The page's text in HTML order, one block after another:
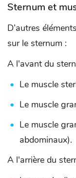
Sternum et
D’autres
sur le sternum :
A l'avant du
Le muscle
Le muscle
Le muscle
abdominaux).
A l'arrière du